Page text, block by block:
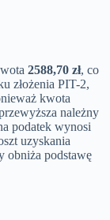
2588,70 zł, co
złożenia PIT-2,
kwota
należny
podatek wynosi
uzyskania
obniża podstawę